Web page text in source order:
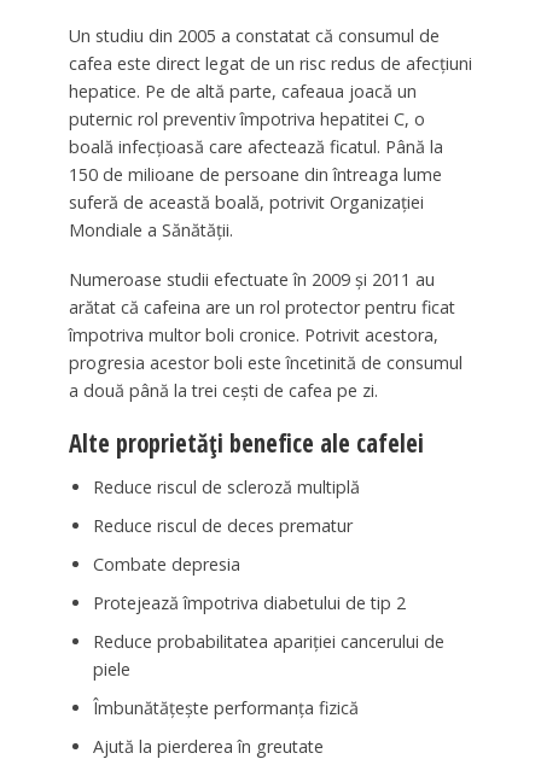
Un studiu din 2005 a constatat că consumul de
cafea este direct legat de un risc redus de afecțiuni
hepatice. Pe de altă parte, cafeaua joacă un
puternic rol preventiv împotriva hepatitei C, o
boală infecțioasă care afectează ficatul. Până la
150 de milioane de persoane din întreaga lume
suferă de această boală, potrivit Organizației
Mondiale a Sănătății.
Numeroase studii efectuate în 2009 și 2011 au
arătat că cafeina are un rol protector pentru ficat
împotriva multor boli cronice. Potrivit acestora,
progresia acestor boli este încetinită de consumul
a două până la trei cești de cafea pe zi.
Alte proprietăți benefice ale cafelei
Reduce riscul de scleroză multiplă
Reduce riscul de deces prematur
Combate depresia
Protejează împotriva diabetului de tip 2
Reduce probabilitatea apariției cancerului de
piele
Îmbunătățește performanța fizică
Ajută la pierderea în greutate